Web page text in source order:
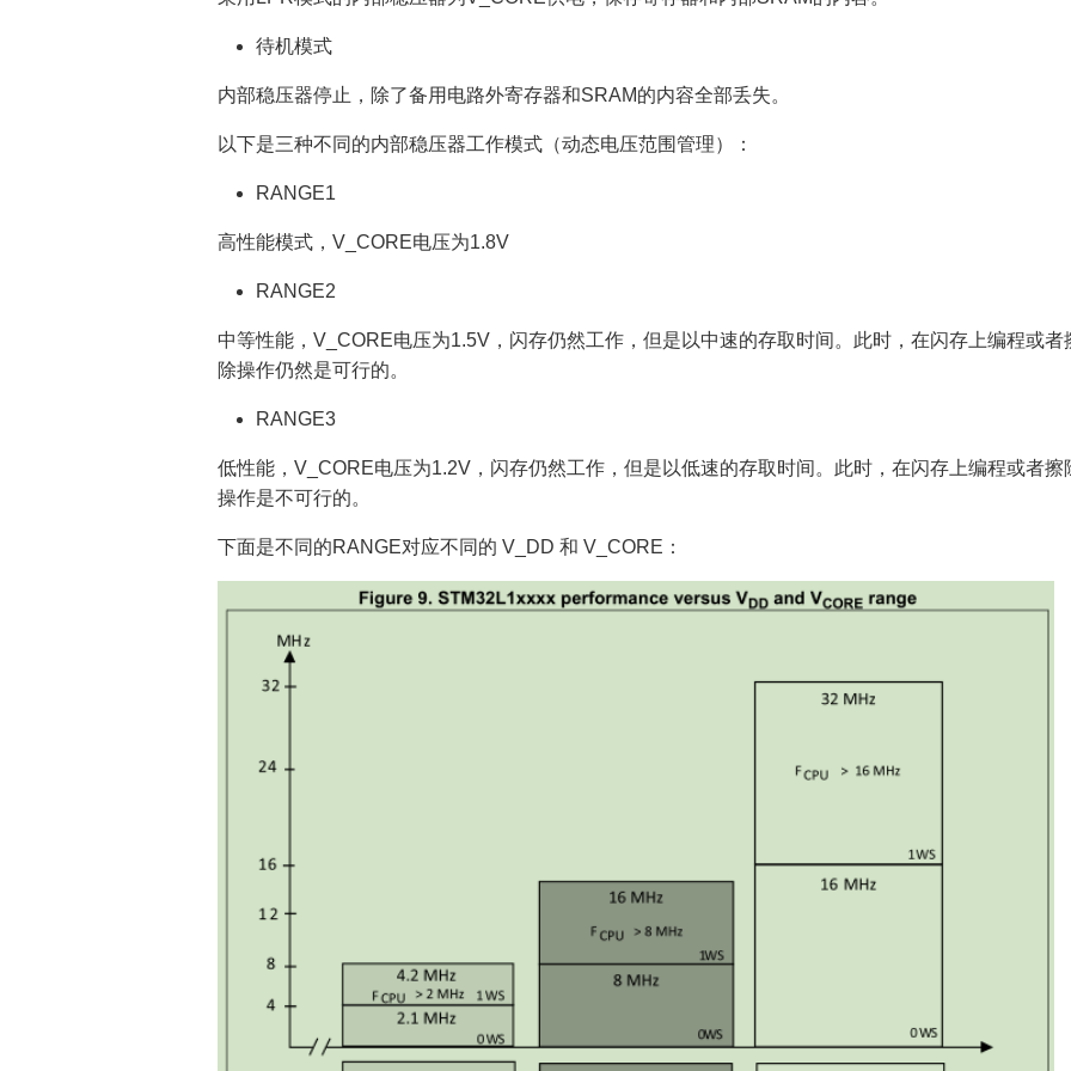
待机模式
内部稳压器停止，除了备用电路外寄存器和SRAM的内容全部丢失。
以下是三种不同的内部稳压器工作模式（动态电压范围管理）：
RANGE1
高性能模式，V_CORE电压为1.8V
RANGE2
中等性能，V_CORE电压为1.5V，闪存仍然工作，但是以中速的存取时间。此时，在闪存上编程或者
除操作仍然是可行的。
RANGE3
低性能，V_CORE电压为1.2V，闪存仍然工作，但是以低速的存取时间。此时，在闪存上编程或者擦
操作是不可行的。
下面是不同的RANGE对应不同的 V_DD 和 V_CORE：